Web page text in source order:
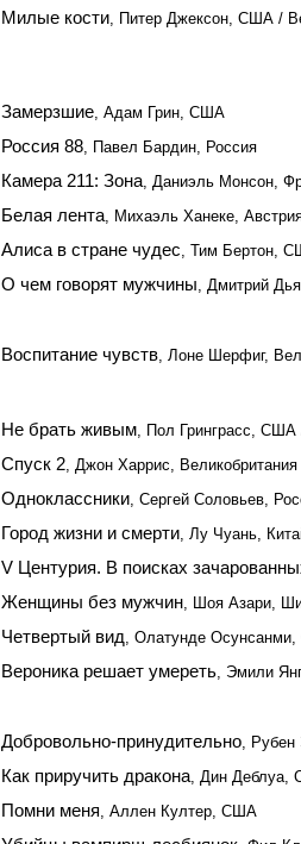
Милые кости, Питер Джексон, США /
Замерзшие, Адам Грин, США
Россия 88, Павел Бардин, Россия
Камера 211: Зона, Даниэль Монсон,
Белая лента, Михаэль Ханеке,
Алиса в стране чудес, Тим Бертон,
О чем говорят мужчины, Дмитрий
Воспитание чувств, Лоне Шерфиг,
Не брать живым, Пол Гринграсс, США
Спуск 2, Джон Харрис, Великобритания
Одноклассники, Сергей Соловьев,
Город жизни и смерти, Лу Чуань,
V Центурия. В поисках
Женщины без мужчин, Шоя Азари,
Четвертый вид, Олатунде
Вероника решает умереть, Эмили
Добровольно-принудительно, Рубен
Как приручить дракона, Дин Деблуа,
Помни меня, Аллен Култер, США